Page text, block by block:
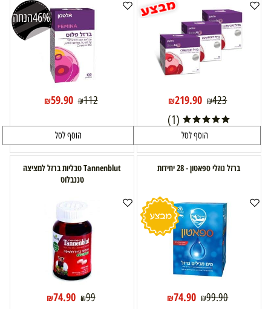
₪423
₪219.90
(1)
הוסף לסל
46%הנחה
₪112
₪59.90
הוסף לסל
ברזל נוזלי ספאטון - 28 יחידות
₪99.90
₪74.90
Tannenblut טבליות ברזל למציצה
טננבלוט
₪99
₪74.90